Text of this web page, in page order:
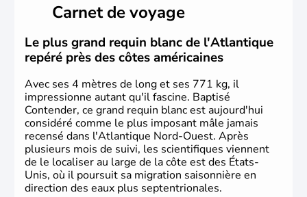
Plusieurs populations se sont succédées avant l'arrivée
des européens, suite à la découverte du continent par
Christophe Colomb en 1492. Les 13 colonies
britanniques proclament la Déclaration d'indépendance
en 1776 et adoptent leur première constitution en 1787.
La conquête de l'Ouest marque ensuite l'entrée dans une
phase de développement intense.
Carnet de voyage
Le plus grand requin blanc de l'Atlantique
repéré près des côtes américaines
Avec ses 4 mètres de long et ses 771 kg, il
impressionne autant qu'il fascine. Baptisé
Contender, ce grand requin blanc est aujourd'hui
considéré comme le plus imposant mâle jamais
recensé dans l'Atlantique Nord-Ouest. Après
plusieurs mois de suivi, les scientifiques viennent
de le localiser au large de la côte est des États-
Unis, où il poursuit sa migration saisonnière en
direction des eaux plus septentrionales.